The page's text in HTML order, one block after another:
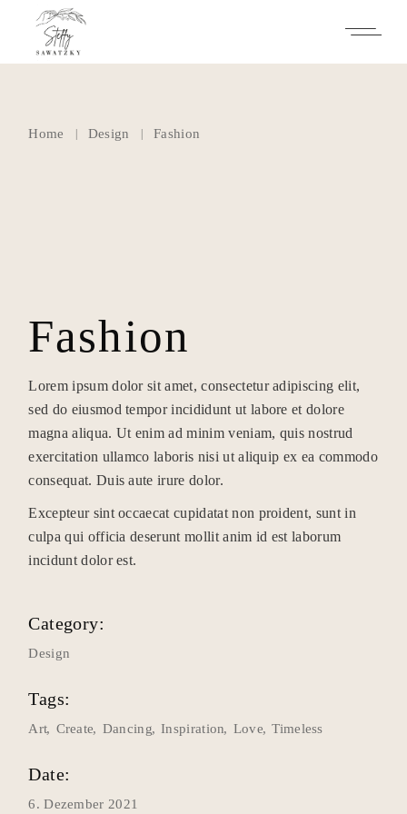
content
Home Design Fashion
Fashion
Lorem ipsum dolor sit amet, consectetur adipiscing elit,
sed do eiusmod tempor incididunt ut labore et dolore
magna aliqua. Ut enim ad minim veniam, quis nostrud
exercitation ullamco laboris nisi ut aliquip ex ea commodo
consequat. Duis aute irure dolor.
Excepteur sint occaecat cupidatat non proident, sunt in
culpa qui officia deserunt mollit anim id est laborum
incidunt dolor est.
Category:
Design
Tags:
Art Create Dancing Inspiration Love Timeless
Date:
6. Dezember 2021